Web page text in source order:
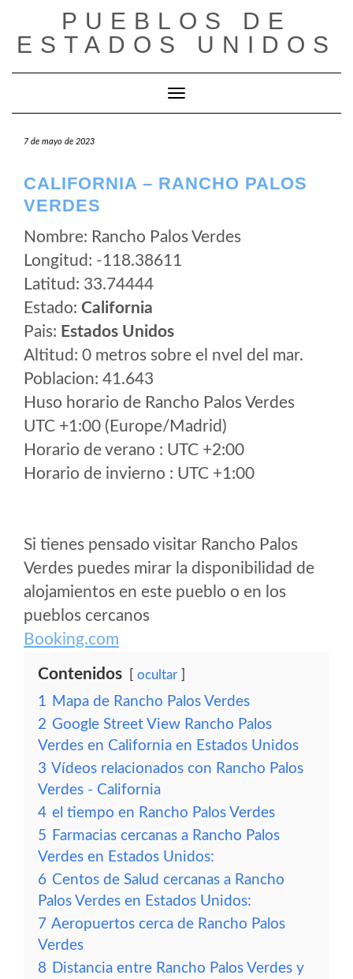
contenido
PUEBLOS DE
ESTADOS UNIDOS
Cambiar modo de navegación
7 de mayo de 2023
CALIFORNIA – RANCHO PALOS
VERDES
Nombre: Rancho Palos Verdes
Longitud: -118.38611
Latitud: 33.74444
Estado: California
Pais: Estados Unidos
Altitud: 0 metros sobre el nvel del mar.
Poblacion: 41.643
Huso horario de Rancho Palos Verdes
UTC +1:00 (Europe/Madrid)
Horario de verano : UTC +2:00
Horario de invierno : UTC +1:00
Si tienes pensado visitar Rancho Palos
Verdes puedes mirar la disponibilidad de
alojamientos en este pueblo o en los
pueblos cercanos
Booking.com
Contenidos ocultar
1 Mapa de Rancho Palos Verdes
2 Google Street View Rancho Palos
Verdes en California en Estados Unidos
3 Vídeos relacionados con Rancho Palos
Verdes - California
4 el tiempo en Rancho Palos Verdes
5 Farmacias cercanas a Rancho Palos
Verdes en Estados Unidos:
6 Centos de Salud cercanas a Rancho
Palos Verdes en Estados Unidos:
7 Aeropuertos cerca de Rancho Palos
Verdes
8 Distancia entre Rancho Palos Verdes y